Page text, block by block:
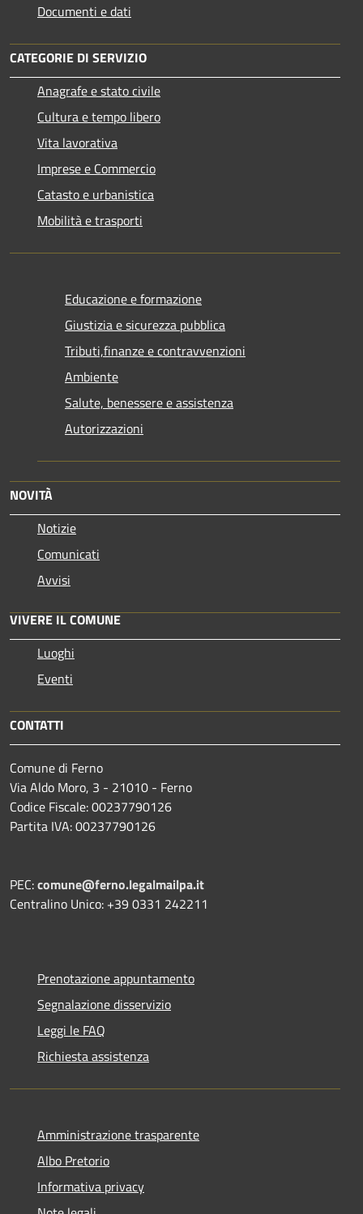
Documenti e dati
CATEGORIE DI SERVIZIO
Anagrafe e stato civile
Cultura e tempo libero
Vita lavorativa
Imprese e Commercio
Catasto e urbanistica
Mobilità e trasporti
Educazione e formazione
Giustizia e sicurezza pubblica
Tributi,finanze e contravvenzioni
Ambiente
Salute, benessere e assistenza
Autorizzazioni
NOVITÀ
Notizie
Comunicati
Avvisi
VIVERE IL COMUNE
Luoghi
Eventi
CONTATTI
Comune di Ferno
Via Aldo Moro, 3 - 21010 - Ferno
Codice Fiscale: 00237790126
Partita IVA: 00237790126
PEC:comune@ferno.legalmailpa.it
Centralino Unico: +39 0331 242211
Prenotazione appuntamento
Segnalazione disservizio
Leggi le FAQ
Richiesta assistenza
Amministrazione trasparente
Albo Pretorio
Informativa privacy